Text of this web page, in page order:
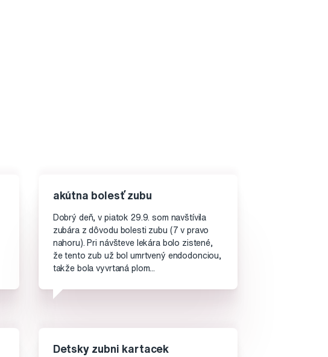
akútna bolesť zubu
Dobrý deň, v piatok 29.9. som navštívila
zubára z dôvodu bolesti zubu (7 v pravo
nahoru). Pri návšteve lekára bolo zistené,
že tento zub už bol umrtvený endodonciou,
takže bola vyvrtaná plom...
Detsky zubni kartacek